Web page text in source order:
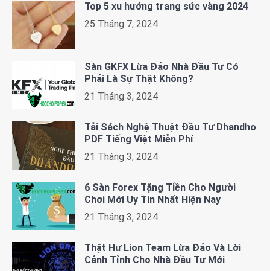
Top 5 xu hướng trang sức vàng 2024
25 Tháng 7, 2024
Sàn GKFX Lừa Đảo Nhà Đầu Tư Có
Phải Là Sự Thật Không?
21 Tháng 3, 2024
Tải Sách Nghệ Thuật Đầu Tư Dhandho
PDF Tiếng Việt Miễn Phí
21 Tháng 3, 2024
6 Sàn Forex Tặng Tiền Cho Người
Chơi Mới Uy Tín Nhất Hiện Nay
21 Tháng 3, 2024
Thật Hư Lion Team Lừa Đảo Và Lời
Cảnh Tỉnh Cho Nhà Đầu Tư Mới